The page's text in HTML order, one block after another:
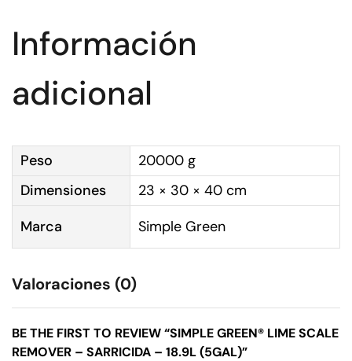
Información
adicional
Peso
20000 g
Dimensiones
23 × 30 × 40 cm
Marca
Simple Green
Valoraciones (0)
BE THE FIRST TO REVIEW “SIMPLE GREEN® LIME SCALE
REMOVER – SARRICIDA – 18.9L (5GAL)”